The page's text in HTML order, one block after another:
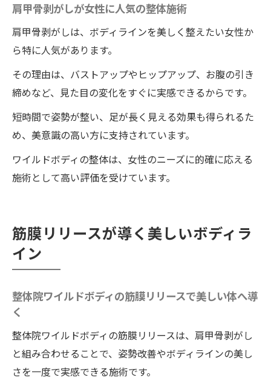
肩甲骨剥がしが女性に人気の整体施術
肩甲骨剥がしは、ボディラインを美しく整えたい女性か
ら特に人気があります。
その理由は、バストアップやヒップアップ、お腹の引き
締めなど、見た目の変化をすぐに実感できるからです。
短時間で姿勢が整い、足が長く見える効果も得られるた
め、美意識の高い方に支持されています。
ワイルドボディの整体は、女性のニーズに的確に応える
施術として高い評価を受けています。
筋膜リリースが導く美しいボディラ
イン
整体院ワイルドボディの筋膜リリースで美しい体へ導
く
整体院ワイルドボディの筋膜リリースは、肩甲骨剥がし
と組み合わせることで、姿勢改善やボディラインの美し
さを一度で実感できる施術です。